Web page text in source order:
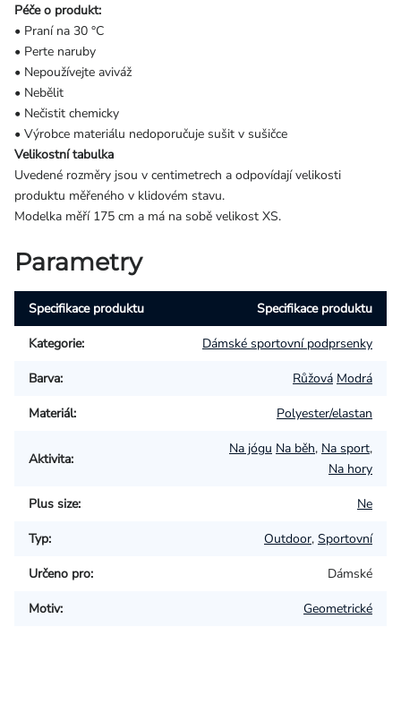
Péče o produkt:
• Praní na 30 °C
• Perte naruby
• Nepoužívejte aviváž
• Nebělit
• Nečistit chemicky
• Výrobce materiálu nedoporučuje sušit v sušičce
Velikostní tabulka
Uvedené rozměry jsou v centimetrech a odpovídají velikosti
produktu měřeného v klidovém stavu.
Modelka měří 175 cm a má na sobě velikost XS.
Parametry
Specifikace produktu Specifikace produktu
Kategorie: Dámské sportovní podprsenky
Barva: Růžová Modrá
Materiál: Polyester/elastan
Aktivita:
Na jógu Na běh, Na sport,
Na hory
Plus size: Ne
Typ: Outdoor, Sportovní
Určeno pro: Dámské
Motiv: Geometrické